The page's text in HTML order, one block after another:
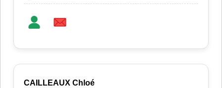
CAILLEAUX Chloé